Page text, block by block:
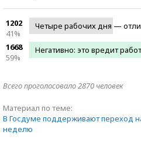
1202
41%
Четыре рабочих дня —
1668
59%
Негативно: это вредит
Всего проголосовало 2870 человек
Материал по теме:
В Госдуме поддерживают переход
неделю